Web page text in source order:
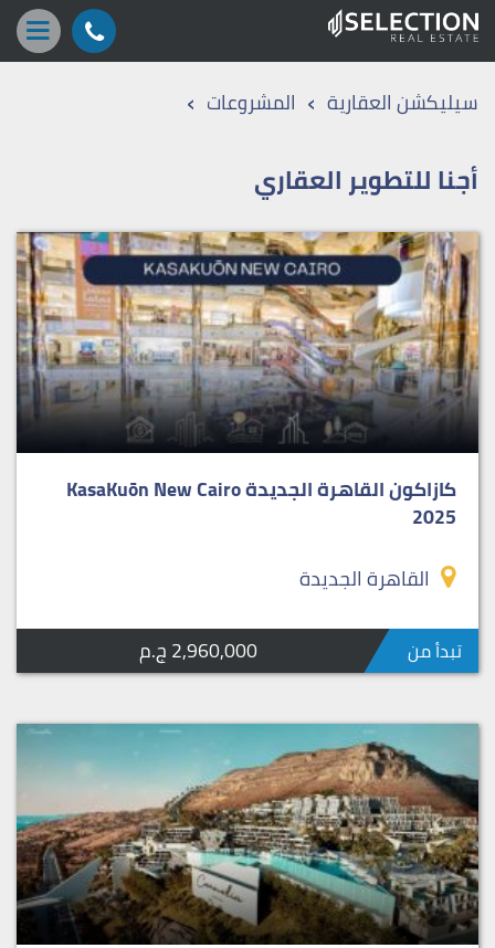
سيليكشن العقارية › المشروعات ›
أجنا للتطوير العقاري
كازاكون القاهرة الجديدة KasaKuōn New Cairo
2025
القاهرة الجديدة
تبدأ من 2,960,000 ج.م